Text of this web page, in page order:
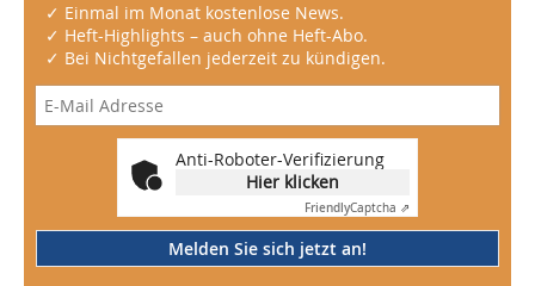
✓ Einmal im Monat kostenlose News.
✓ Heft-Highlights – auch ohne Heft-Abo.
✓ Bei Nichtgefallen jederzeit zu kündigen.
Anti-Roboter-Verifizierung
Hier klicken
FriendlyCaptcha ⇗
Melden Sie sich jetzt an!